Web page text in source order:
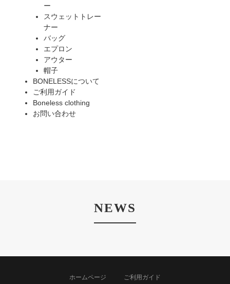
ー
スウェットトレー
ナー
バッグ
エプロン
アウター
帽子
BONELESSについて
ご利用ガイド
Boneless clothing
お問い合わせ
NEWS
ホームページ ご利用ガイド